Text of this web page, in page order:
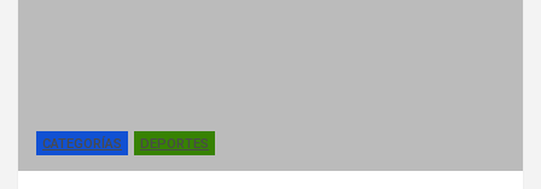
CATEGORÍAS DEPORTES